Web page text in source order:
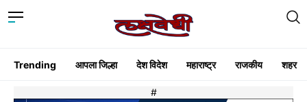
Trending आपला जिल्हा देश विदेश महाराष्ट्र राजकीय शहर
#